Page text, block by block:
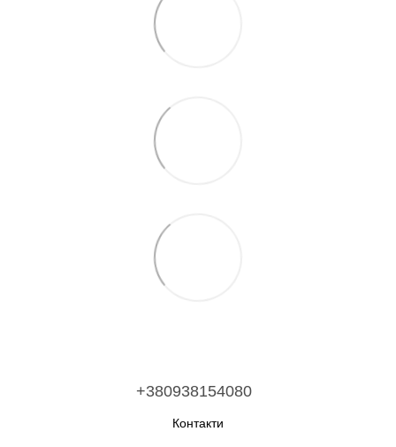
+380938154080
Контакти